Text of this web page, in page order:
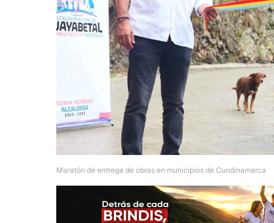
Maratón de entrega de obras en municipios de Cundinamarca